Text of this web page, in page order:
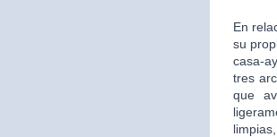
En
su
casa-
tres
que